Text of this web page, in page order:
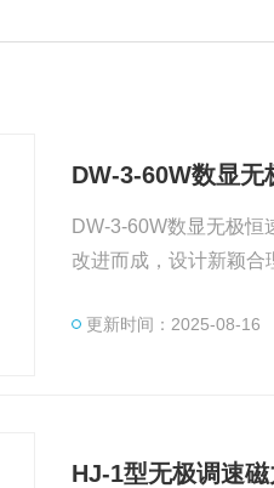
DW-3-60W数显无
DW-3-60W数显无极
改进而成，设计新颖合
恒定可调，具有工作电
更新时间：2025-08-16
HJ-1型无极调速